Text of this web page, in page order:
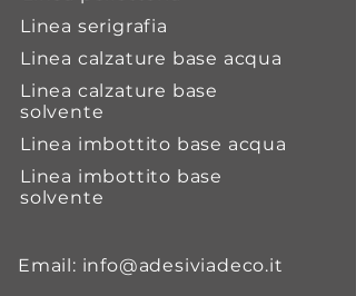
Linea serigrafia
Linea calzature base acqua
Linea calzature base
solvente
Linea imbottito base acqua
Linea imbottito base
solvente
Email: info@adesiviadeco.it